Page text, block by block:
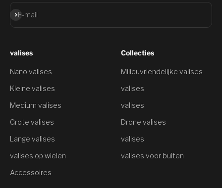
E-mail
Aanmelden
valises
Nano valises
Kleine valises
Medium valises
Grote valises
Lange valises
valises op wielen
Accessoires
Collecties
Milieuvriendelijke valises
valises
valises
Drone valises
valises
valises voor buiten